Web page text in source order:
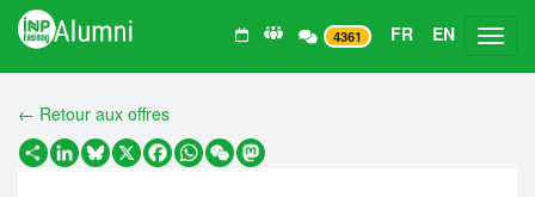
4361 FR EN
← Retour aux offres
PartagerLinkedIn
Bluesky
X Facebook
WhatsApp
WeChatMastodon